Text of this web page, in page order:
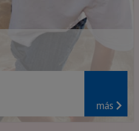
de Viñales
más